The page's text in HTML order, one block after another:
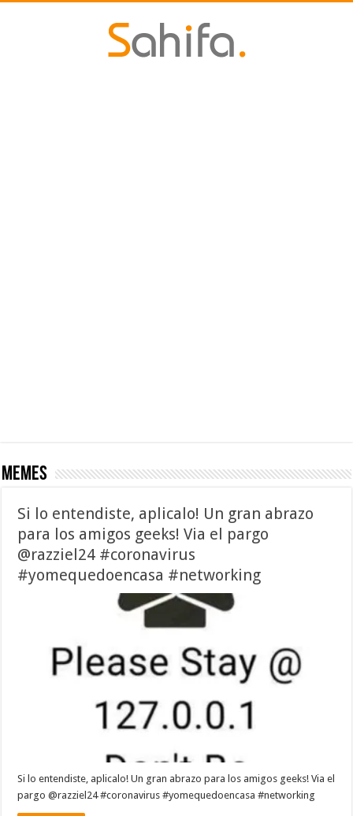
memes
Si lo entendiste, aplicalo! Un gran abrazo
para los amigos geeks! Via el pargo
@razziel24 #coronavirus
#yomequedoencasa #networking
Si lo entendiste, aplicalo! Un gran abrazo para los amigos geeks! Via el
pargo @razziel24 #coronavirus #yomequedoencasa #networking